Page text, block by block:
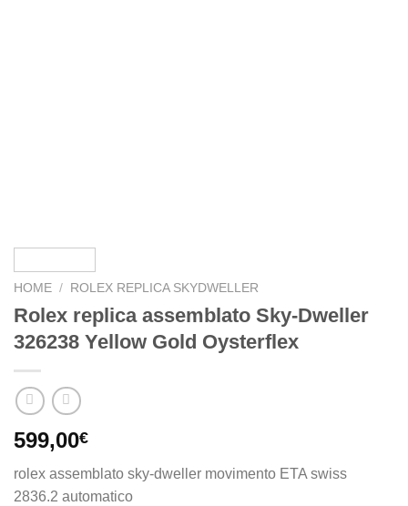
HOME / ROLEX REPLICA SKYDWELLER
Rolex replica assemblato Sky-Dweller
326238 Yellow Gold Oysterflex
599,00€
rolex assemblato sky-dweller movimento ETA swiss
2836.2 automatico